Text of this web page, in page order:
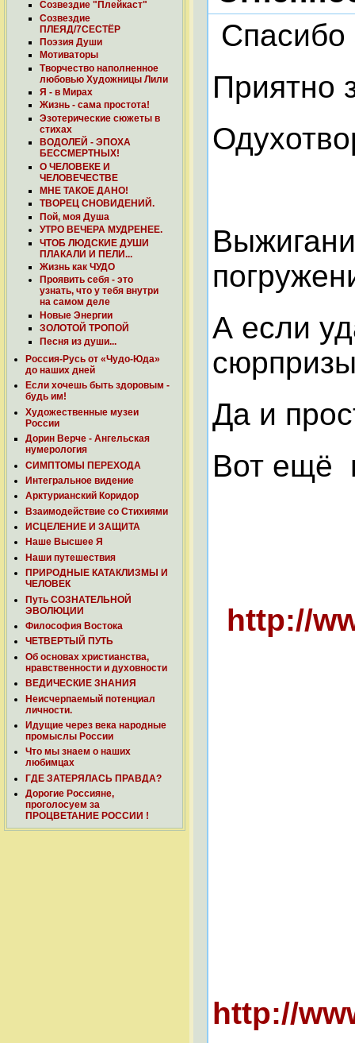
Созвездие "Плейкаст"
Созвездие
ПЛЕЯД/7СЕСТЁР
Поэзия Души
Мотиваторы
Творчество наполненное
любовью Художницы Лили
Я - в Мирах
Жизнь - сама простота!
Эзотерические сюжеты в
стихах
ВОДОЛЕЙ - ЭПОХА
БЕССМЕРТНЫХ!
О ЧЕЛОВЕКЕ И
ЧЕЛОВЕЧЕСТВЕ
МНЕ ТАКОЕ ДАНО!
ТВОРЕЦ СНОВИДЕНИЙ.
Пой, моя Душа
УТРО ВЕЧЕРА МУДРЕНЕЕ.
ЧТОБ ЛЮДСКИЕ ДУШИ
ПЛАКАЛИ И ПЕЛИ...
Жизнь как ЧУДО
Проявить себя - это
узнать, что у тебя внутри
на самом деле
Новые Энергии
ЗОЛОТОЙ ТРОПОЙ
Песня из души...
Россия-Русь от «Чудо-Юда»
до наших дней
Если хочешь быть здоровым -
будь им!
Художественные музеи
России
Дорин Верче - Ангельская
нумерология
СИМПТОМЫ ПЕРЕХОДА
Интегральное видение
Арктурианский Коридор
Взаимодействие со Стихиями
ИСЦЕЛЕНИЕ И ЗАЩИТА
Наше Высшее Я
Наши путешествия
ПРИРОДНЫЕ КАТАКЛИЗМЫ И
ЧЕЛОВЕК
Путь СОЗНАТЕЛЬНОЙ
ЭВОЛЮЦИИ
Философия Востока
ЧЕТВЕРТЫЙ ПУТЬ
Об основах христианства,
нравственности и духовности
ВЕДИЧЕСКИЕ ЗНАНИЯ
Неисчерпаемый потенциал
личности.
Идущие через века народные
промыслы России
Что мы знаем о наших
любимцах
ГДЕ ЗАТЕРЯЛАСЬ ПРАВДА?
Дорогие Россияне,
проголосуем за
ПРОЦВЕТАНИЕ РОССИИ !
Спасибо
Приятно
А если
Да и
Вот ещё
http://
http://